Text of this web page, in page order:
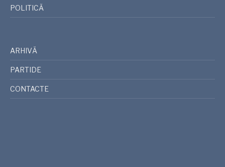
POLITICĂ
ARHIVĂ
PARTIDE
CONTACTE